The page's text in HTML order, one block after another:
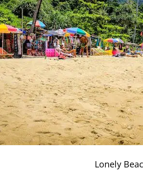
Lonely